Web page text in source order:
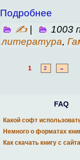
Подробнее
✍|
1003
литература,
1 2 →
FAQ
Какой софт
Немного о форматах
Как скачать книгу с